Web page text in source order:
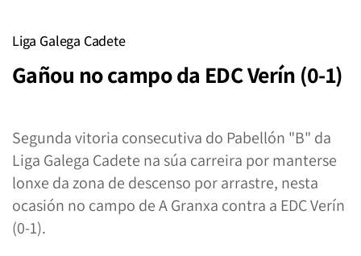
Liga Galega Cadete
Gañou no campo da EDC Verín (0-1)
Segunda vitoria consecutiva do Pabellón "B" da
Liga Galega Cadete na súa carreira por manterse
lonxe da zona de descenso por arrastre, nesta
ocasión no campo de A Granxa contra a EDC Verín
(0-1).